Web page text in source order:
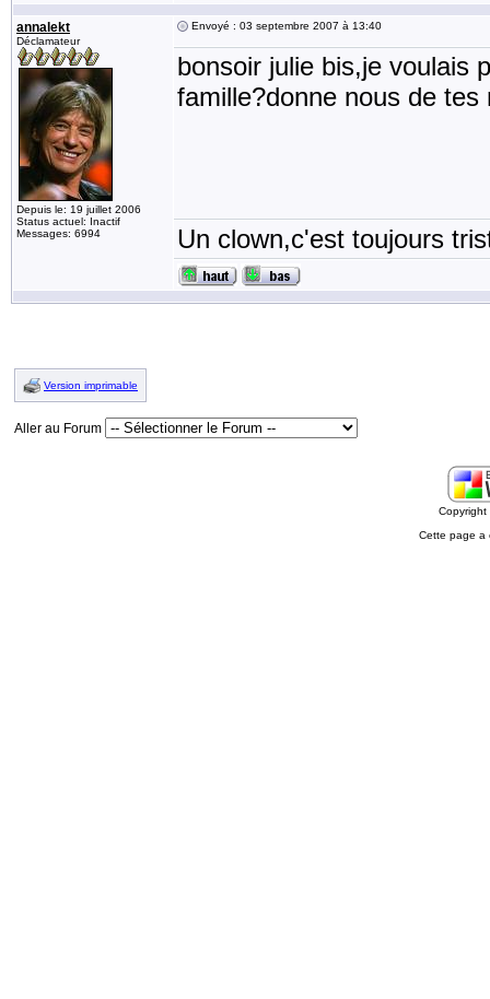
annalekt
Déclamateur
Depuis le: 19 juillet 2006
Status actuel: Inactif
Messages: 6994
Envoyé : 03 septembre 2007 à 13:40
bonsoir julie bis,je voulais
famille?donne nous de
Un clown,c'est toujours
Version imprimable
Aller au Forum
Cette page a